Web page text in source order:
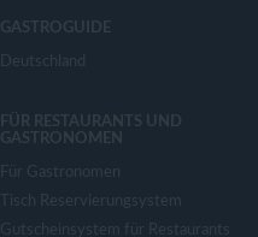
GASTROGUIDE
Deutschland
FÜR RESTAURANTS UND
GASTRONOMEN
Für Gastronomen
Tisch Reservierungsystem
Gutscheinsystem für Restaurants